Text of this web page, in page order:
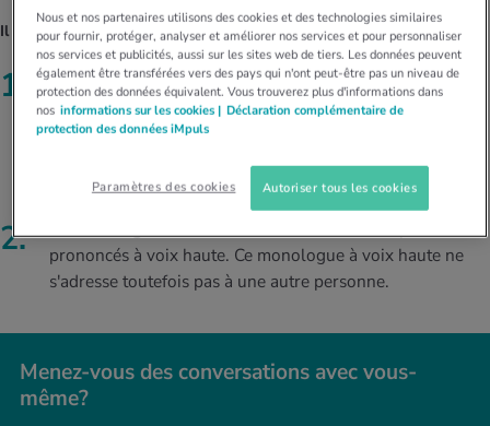
Menez-vous des conver­sa­tions avec vous-
même?Menez-vous des conver­sa­tions avec vous-même?
Il existe deux types de monologues intérieurs:
Le monologue intérieur:Pensées intérieures ou brefs
dialogues mentaux qui se déroulent exclusivement dans
la tête. Les autres ne remarquent pas ce monologue
intérieur.
Le monologue à voix haute:Des mots ou des phrases
prononcés à voix haute. Ce monologue à voix haute ne
s'adresse toutefois pas à une autre personne.
Nous et nos partenaires utilisons des cookies et des technologies similaires
pour fournir, protéger, analyser et améliorer nos services et pour personnaliser
nos services et publicités, aussi sur les sites web de tiers. Les données peuvent
également être transférées vers des pays qui n'ont peut-être pas un niveau de
protection des données équivalent. Vous trouverez plus d'informations dans
nos informations sur les cookies | Déclaration complémentaire de
protection des données iMpuls
Paramètres des cookies Autoriser tous les cookies